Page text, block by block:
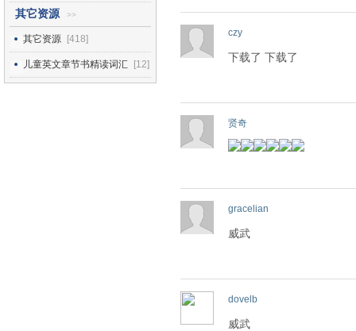
其它资源 >>
其它资源 [418]
儿童英文章节书精读词汇 [12]
czy
下载了 下载了
贤奇
gracelian
威武
dovelb
威武